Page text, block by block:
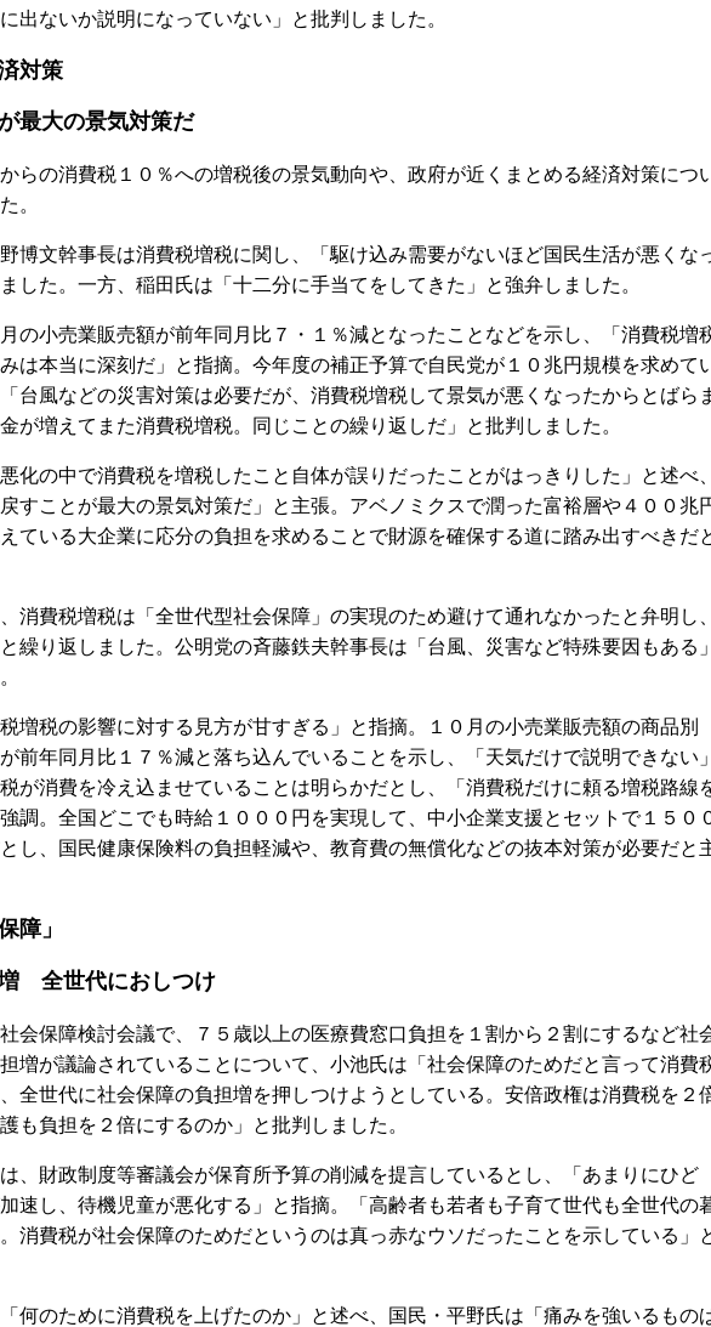
出ないか説明になっていない」と批判しました。
対策
最大の景気対策だ
らの消費税１０％への増税後の景気動向や、政府が近くまとめる経済対策につ
。
博文幹事長は消費税増税に関し、「駆け込み需要がないほど国民生活が悪くな
した。一方、稲田氏は「十二分に手当てをしてきた」と強弁しました。
の小売業販売額が前年同月比７・１％減となったことなどを示し、「消費税増
は本当に深刻だ」と指摘。今年度の補正予算で自民党が１０兆円規模を求めて
台風などの災害対策は必要だが、消費税増税して景気が悪くなったからとばら
が増えてまた消費税増税。同じことの繰り返しだ」と批判しました。
化の中で消費税を増税したこと自体が誤りだったことがはっきりした」と述べ、
戻すことが最大の景気対策だ」と主張。アベノミクスで潤った富裕層や４００兆
ている大企業に応分の負担を求めることで財源を確保する道に踏み出すべきだ
消費税増税は「全世代型社会保障」の実現のため避けて通れなかったと弁明し、
繰り返しました。公明党の斉藤鉄夫幹事長は「台風、災害など特殊要因もある」
増税の影響に対する見方が甘すぎる」と指摘。１０月の小売業販売額の商品別
前年同月比１７％減と落ち込んでいることを示し、「天気だけで説明できない」
が消費を冷え込ませていることは明らかだとし、「消費税だけに頼る増税路線
調。全国どこでも時給１０００円を実現して、中小企業支援とセットで１５０
し、国民健康保険料の負担軽減や、教育費の無償化などの抜本対策が必要だと
障」
全世代におしつけ
会保障検討会議で、７５歳以上の医療費窓口負担を１割から２割にするなど社
増が議論されていることについて、小池氏は「社会保障のためだと言って消費
全世代に社会保障の負担増を押しつけようとしている。安倍政権は消費税を２
も負担を２倍にするのか」と批判しました。
、財政制度等審議会が保育所予算の削減を提言しているとし、「あまりにひど
速し、待機児童が悪化する」と指摘。「高齢者も若者も子育て世代も全世代の
消費税が社会保障のためだというのは真っ赤なウソだったことを示している」
何のために消費税を上げたのか」と述べ、国民・平野氏は「痛みを強いるもの